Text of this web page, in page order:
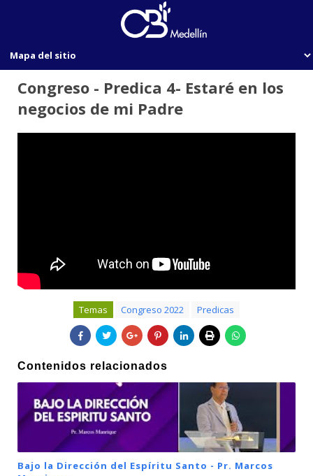
Congreso - Predica 4- Estaré en los
negocios de mi Padre
Temas Congreso 2022 Predicas
Contenidos relacionados
Bajo la Dirección del Espíritu Santo - Pr. Marcos